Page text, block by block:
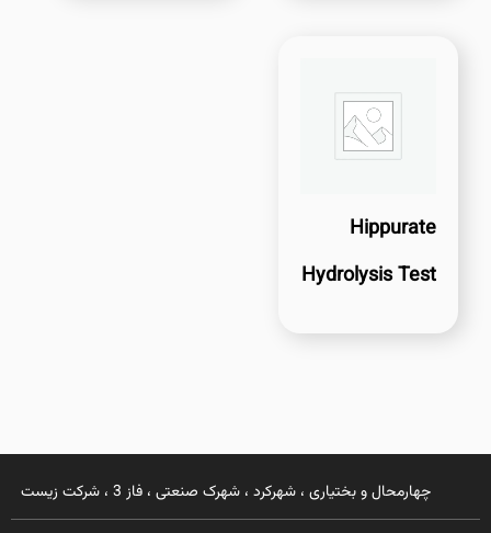
Hippurate
Hydrolysis Test
چهارمحال و بختیاری ، شهرکرد ، شهرک صنعتی ، فاز 3 ، شرکت زیست